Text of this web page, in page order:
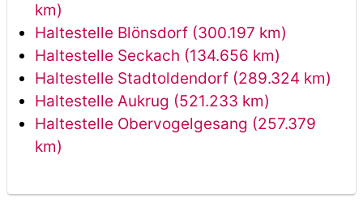
km)
Haltestelle Blönsdorf (300.197 km)
Haltestelle Seckach (134.656 km)
Haltestelle Stadtoldendorf (289.324 km)
Haltestelle Aukrug (521.233 km)
Haltestelle Obervogelgesang (257.379
km)